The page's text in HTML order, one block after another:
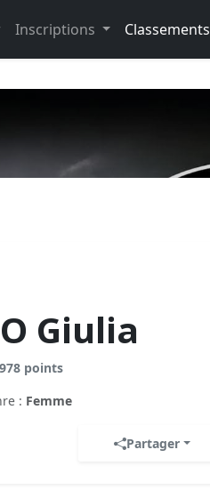
Inscriptions Classements
Giulia
points
: Femme
Partager